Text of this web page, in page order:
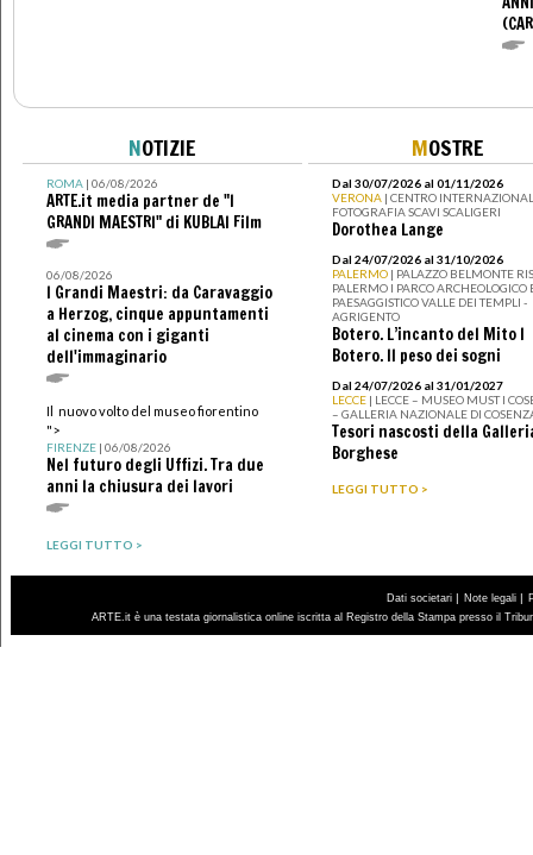
NOTIZIE
ROMA| 06/08/2026
ARTE.it media partner de "I
GRANDI MAESTRI" di KUBLAI Film
06/08/2026
I Grandi Maestri: da Caravaggio
a Herzog, cinque appuntamenti
al cinema con i giganti
dell'immaginario
Il nuovo volto del museo fiorentino
">
FIRENZE| 06/08/2026
Nel futuro degli Uffizi. Tra due
anni la chiusura dei lavori
LEGGI TUTTO >
MOSTRE
Dal 30/07/2026 al 01/11/2026
VERONA | CENTRO
FOTOGRAFIA SCAVI SCALIGERI
Dorothea Lange
Dal 24/07/2026 al 31/10/2026
PALERMO | PALAZZO BELMONTE
PALERMO I PARCO ARCHEOLOGICO
PAESAGGISTICO VALLE DEI TEMPLI -
AGRIGENTO
Botero. L’incanto del Mito I
Botero. Il peso dei sogni
Dal 24/07/2026 al 31/01/2027
LECCE | LECCE – MUSEO MUST I
– GALLERIA NAZIONALE DI
Tesori nascosti della
Borghese
LEGGI TUTTO >
Dati societari | Note legali |
ARTE.it è una testata giornalistica online iscritta al Registro della Stampa presso il